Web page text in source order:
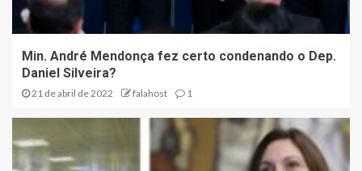
Min. André Mendonça fez certo condenando o Dep.
Daniel Silveira?
21 de abril de 2022 falahost 1